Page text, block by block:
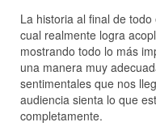
La historia al final de
cual realmente logra
mostrando todo lo más
una manera muy
sentimentales que nos
audiencia sienta lo que
completamente.